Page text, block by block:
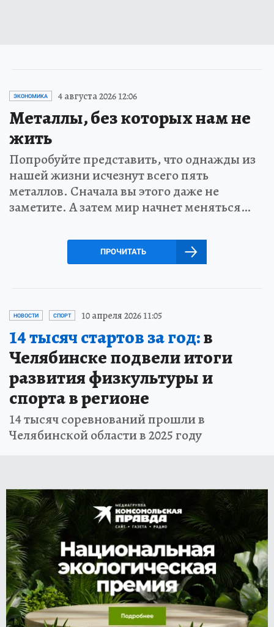
ЭКОНОМИКА 4 августа 2026 12:06
Металлы, без которых нам не
жить
Попробуйте представить, что однажды из
нашей жизни исчезнут всего пять
металлов. Сначала вы этого даже не
заметите. А затем мир начнет меняться…
ПРОЧИТАТЬ
НОВОСТИ СПОРТ 10 апреля 2026 11:05
14 тысяч стартов за год:в
Челябинске подвели итоги
развития физкультуры и
спорта в регионе
14 тысяч соревнований прошли в
Челябинской области в 2025 году